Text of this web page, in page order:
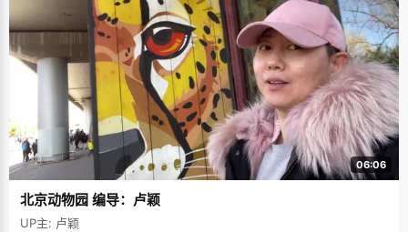
06:06
北京动物园 编导：卢颖
UP主: 卢颖